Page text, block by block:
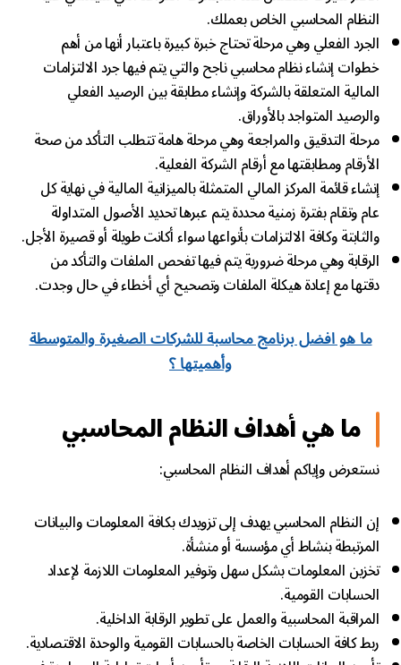
النظام المحاسبي الخاص بعملك.
الجرد الفعلي وهي مرحلة تحتاج خبرة كبيرة باعتبار أنها من أهم
خطوات إنشاء نظام محاسبي ناجح والتي يتم فيها جرد الالتزامات
المالية المتعلقة بالشركة وإنشاء مطابقة بين الرصيد الفعلي
والرصيد المتواجد بالأوراق.
مرحلة التدقيق والمراجعة وهي مرحلة هامة تتطلب التأكد من صحة
الأرقام ومطابقتها مع أرقام الشركة الفعلية.
إنشاء قائمة المركز المالي المتمثلة بالميزانية المالية في نهاية كل
عام وتقام بفترة زمنية محددة يتم عبرها تحديد الأصول المتداولة
والثابتة وكافة الالتزامات بأنواعها سواء أكانت طويلة أو قصيرة الأجل.
الرقابة وهي مرحلة ضرورية يتم فيها تفحص الملفات والتأكد من
دقتها مع إعادة هيكلة الملفات وتصحيح أي أخطاء في حال وجدت.
ما هو افضل برنامج محاسبة للشركات الصغيرة والمتوسطة
وأهميتها ؟
ما هي أهداف النظام المحاسبي
نستعرض وإياكم أهداف النظام المحاسبي:
إن النظام المحاسبي يهدف إلى تزويدك بكافة المعلومات والبيانات
المرتبطة بنشاط أي مؤسسة أو منشأة.
تخزين المعلومات بشكل سهل وتوفير المعلومات اللازمة لإعداد
الحسابات القومية.
المراقبة المحاسبية والعمل على تطوير الرقابة الداخلية.
ربط كافة الحسابات الخاصة بالحسابات القومية والوحدة الاقتصادية.